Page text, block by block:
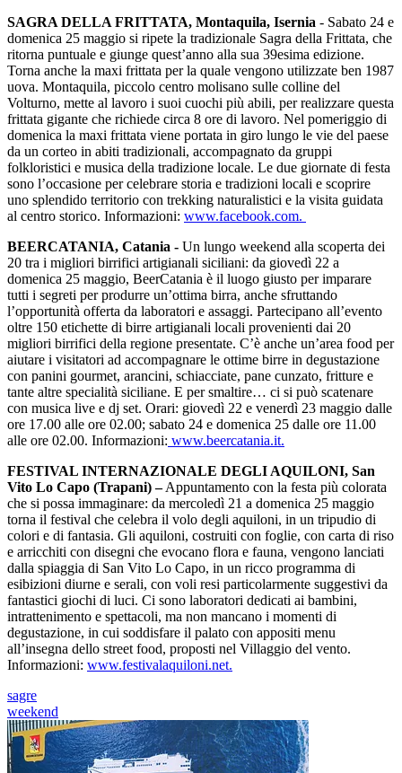
SAGRA DELLA FRITTATA, Montaquila, Isernia - Sabato 24 e
domenica 25 maggio si ripete la tradizionale Sagra della Frittata, che
ritorna puntuale e giunge quest’anno alla sua 39esima edizione.
Torna anche la maxi frittata per la quale vengono utilizzate ben 1987
uova. Montaquila, piccolo centro molisano sulle colline del
Volturno, mette al lavoro i suoi cuochi più abili, per realizzare questa
frittata gigante che richiede circa 8 ore di lavoro. Nel pomeriggio di
domenica la maxi frittata viene portata in giro lungo le vie del paese
da un corteo in abiti tradizionali, accompagnato da gruppi
folkloristici e musica della tradizione locale. Le due giornate di festa
sono l’occasione per celebrare storia e tradizioni locali e scoprire
uno splendido territorio con trekking naturalistici e la visita guidata
al centro storico. Informazioni: www.facebook.com.
BEERCATANIA, Catania - Un lungo weekend alla scoperta dei
20 tra i migliori birrifici artigianali siciliani: da giovedì 22 a
domenica 25 maggio, BeerCatania è il luogo giusto per imparare
tutti i segreti per produrre un’ottima birra, anche sfruttando
l’opportunità offerta da laboratori e assaggi. Partecipano all’evento
oltre 150 etichette di birre artigianali locali provenienti dai 20
migliori birrifici della regione presentate. C’è anche un’area food per
aiutare i visitatori ad accompagnare le ottime birre in degustazione
con panini gourmet, arancini, schiacciate, pane cunzato, fritture e
tante altre specialità siciliane. E per smaltire… ci si può scatenare
con musica live e dj set. Orari: giovedì 22 e venerdì 23 maggio dalle
ore 17.00 alle ore 02.00; sabato 24 e domenica 25 dalle ore 11.00
alle ore 02.00. Informazioni: www.beercatania.it.
FESTIVAL INTERNAZIONALE DEGLI AQUILONI, San
Vito Lo Capo (Trapani) –Appuntamento con la festa più colorata
che si possa immaginare: da mercoledì 21 a domenica 25 maggio
torna il festival che celebra il volo degli aquiloni, in un tripudio di
colori e di fantasia. Gli aquiloni, costruiti con foglie, con carta di riso
e arricchiti con disegni che evocano flora e fauna, vengono lanciati
dalla spiaggia di San Vito Lo Capo, in un ricco programma di
esibizioni diurne e serali, con voli resi particolarmente suggestivi da
fantastici giochi di luci. Ci sono laboratori dedicati ai bambini,
intrattenimento e spettacoli, ma non mancano i momenti di
degustazione, in cui soddisfare il palato con appositi menu
all’insegna dello street food, proposti nel Villaggio del vento.
Informazioni: www.festivalaquiloni.net.
sagre
weekend